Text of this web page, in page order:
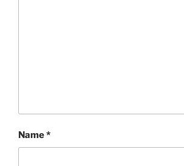
Name*